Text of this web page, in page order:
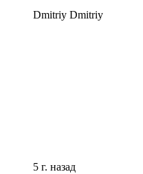
Dmitriy Dmitriy
5 г. назад